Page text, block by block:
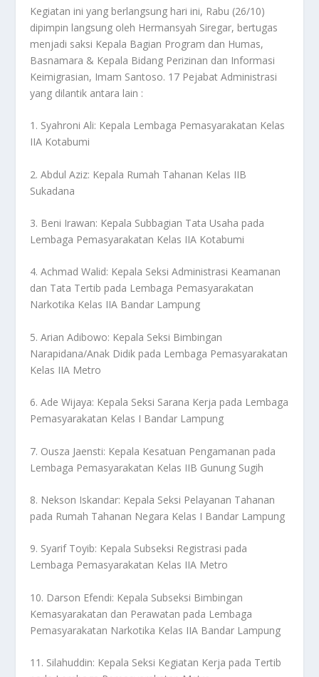
Kegiatan ini yang berlangsung hari ini, Rabu (26/10)
dipimpin langsung oleh Hermansyah Siregar, bertugas
menjadi saksi Kepala Bagian Program dan Humas,
Basnamara & Kepala Bidang Perizinan dan Informasi
Keimigrasian, Imam Santoso. 17 Pejabat Administrasi
yang dilantik antara lain :
1. Syahroni Ali: Kepala Lembaga Pemasyarakatan Kelas
IIA Kotabumi
2. Abdul Aziz: Kepala Rumah Tahanan Kelas IIB
Sukadana
3. Beni Irawan: Kepala Subbagian Tata Usaha pada
Lembaga Pemasyarakatan Kelas IIA Kotabumi
4. Achmad Walid: Kepala Seksi Administrasi Keamanan
dan Tata Tertib pada Lembaga Pemasyarakatan
Narkotika Kelas IIA Bandar Lampung
5. Arian Adibowo: Kepala Seksi Bimbingan
Narapidana/Anak Didik pada Lembaga Pemasyarakatan
Kelas IIA Metro
6. Ade Wijaya: Kepala Seksi Sarana Kerja pada Lembaga
Pemasyarakatan Kelas I Bandar Lampung
7. Ousza Jaensti: Kepala Kesatuan Pengamanan pada
Lembaga Pemasyarakatan Kelas IIB Gunung Sugih
8. Nekson Iskandar: Kepala Seksi Pelayanan Tahanan
pada Rumah Tahanan Negara Kelas I Bandar Lampung
9. Syarif Toyib: Kepala Subseksi Registrasi pada
Lembaga Pemasyarakatan Kelas IIA Metro
10. Darson Efendi: Kepala Subseksi Bimbingan
Kemasyarakatan dan Perawatan pada Lembaga
Pemasyarakatan Narkotika Kelas IIA Bandar Lampung
11. Silahuddin: Kepala Seksi Kegiatan Kerja pada Tertib